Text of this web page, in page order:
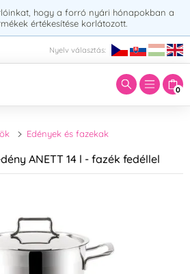
hogy a forró nyári hónapokban a
értékesítése korlátozott.
Nyelv választás:
0
kifejezést:
Edények és fazekak
ANETT 14 l - fazék fedéllel